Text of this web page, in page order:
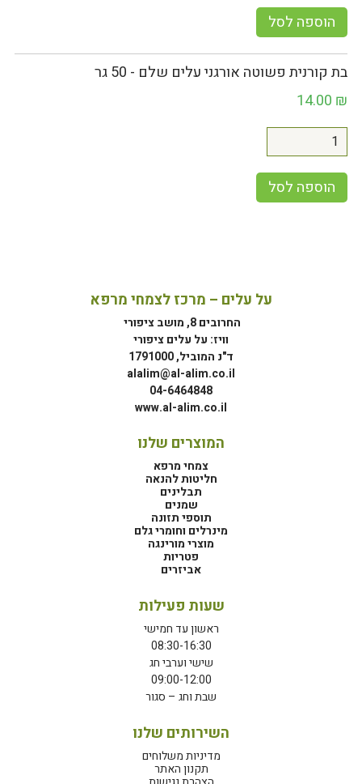
הוספה לסל
בת קורנית פשוטה אורגני עלים שלם - 50 גר
14.00 ₪
הוספה לסל
על עלים – מרכז לצמחי מרפא
החרובים 8, מושב ציפורי
וויז: על עלים ציפורי
ד"נ המוביל, 1791000
alalim@al-alim.co.il
04-6464848
www.al-alim.co.il
המוצרים שלנו
צמחי מרפא
חליטות להנאה
תבלינים
שמנים
תוספי תזונה
מינרלים וחומרי גלם
מוצרי מורינגה
פטריות
אביזרים
שעות פעילות
ראשון עד חמישי
08:30-16:30
שישי וערבי חג
09:00-12:00
שבת וחג – סגור
השירותים שלנו
מדיניות משלוחים
תקנון האתר